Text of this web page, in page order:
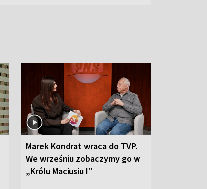
Marek Kondrat wraca do TVP.
We wrześniu zobaczymy go w
„Królu Maciusiu I”